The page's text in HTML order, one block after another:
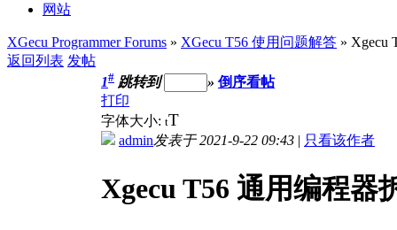
网站
XGecu Programmer Forums » XGecu T56 使用问题解答 » Xgecu
返回列表 发帖
1# 跳转到 » 倒序看帖
打印
字体大小: tT
admin发表于 2021-9-22 09:43 | 只看该作者
Xgecu T56 通用编程器